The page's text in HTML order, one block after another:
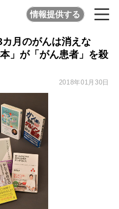
情報提供する
月のがんは消えな
」が「がん患者」を殺
2018年01月30日